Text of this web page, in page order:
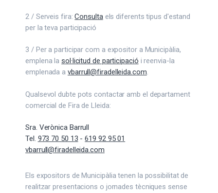
2 / Serveis fira:Consultaels diferents tipus d'estand
per la teva participació
3 / Per a participar com a expositor a Municipàlia,
emplena lasol·licitud de participació i reenvia-la
emplenada a vbarrull@firadelleida.com.
Qualsevol dubte pots contactar amb el departament
comercial de Fira de Lleida:
Sra. Verònica Barrull
Tel. 973 70 50 13 -619 92 95 01
vbarrull@firadelleida.com
Els expositors de Municipàlia tenen la possibilitat de
realitzar presentacions o jornades tècniques sense